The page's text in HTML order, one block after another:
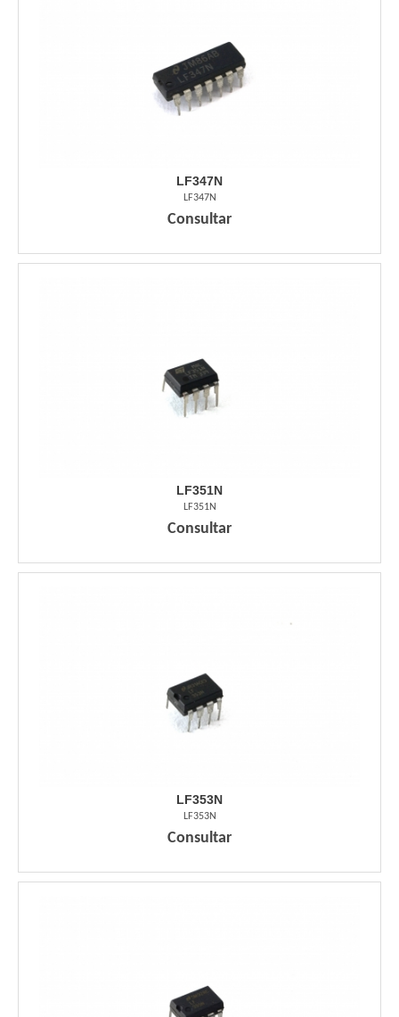
LF347N
LF347N
Consultar
LF351N
LF351N
Consultar
LF353N
LF353N
Consultar